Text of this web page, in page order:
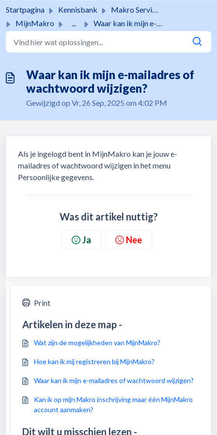
Startpagina Kennisbank
Makro Services
MijnMakro
... Waar kan ik mijn e-mailadres of wachtwoord wijzigen?
Waar kan ik mijn e-mailadres of
wachtwoord wijzigen?
Gewijzigd op Vr, 26 Sep, 2025 om 4:02 PM
Als je ingelogd bent in MijnMakro kan je jouw e-
mailadres of wachtwoord wijzigen in het menu
Persoonlijke gegevens.
Was dit artikel nuttig?
Ja Nee
Print
Artikelen in deze map -
Wat zijn de mogelijkheden van MijnMakro?
Hoe kan ik mij registreren bij MijnMakro?
Waar kan ik mijn e-mailadres of wachtwoord wijzigen?
Kan ik op mijn Makro inschrijving maar één MijnMakro
account aanmaken?
Dit wilt u misschien lezen -